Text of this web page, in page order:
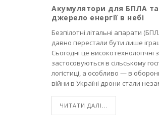
Акумулятори для БПЛА
джерело енергії в небі
Безпілотні літальні апарати
давно перестали бути лише
Сьогодні це високотехнологічні
застосовуються в сільському
логістиці, а особливо — в
війни в Україні дрони стали
ЧИТАТИ ДАЛІ...